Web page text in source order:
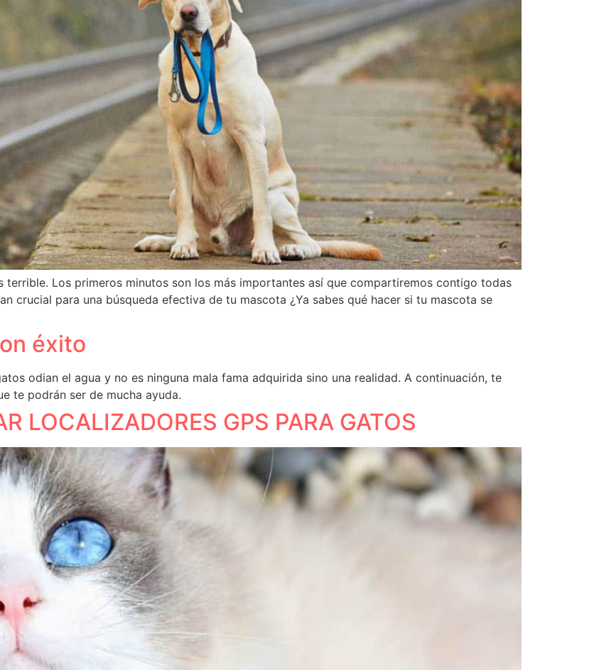
terrible. Los primeros minutos son los más importantes así que compartiremos contigo todas
crucial para una búsqueda efectiva de tu mascota ¿Ya sabes qué hacer si tu mascota se
éxito
odian el agua y no es ninguna mala fama adquirida sino una realidad. A continuación, te
te podrán ser de mucha ayuda.
LOCALIZADORES GPS PARA GATOS